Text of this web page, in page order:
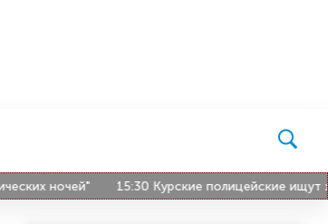
ночей" 15:30 Курские полицейские ищут